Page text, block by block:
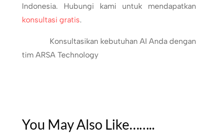
Indonesia. Hubungi kami untuk mendapatkan
konsultasi gratis.
Konsultasikan kebutuhan AI Anda dengan
tim ARSA Technology
You May Also Like……..